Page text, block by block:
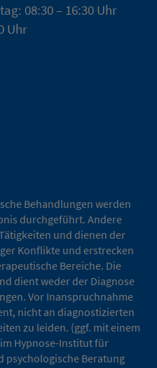
08:30 – 16:30 Uhr
Uhr
Behandlungen werden
durchgeführt. Andere
und dienen der
Konflikte und erstrecken
Bereiche. Die
dient weder der Diagnose
Vor Inanspruchnahme
nicht an diagnostizierten
zu leiden. (ggf. mit einem
Hypnose-Institut für
psychologische Beratung